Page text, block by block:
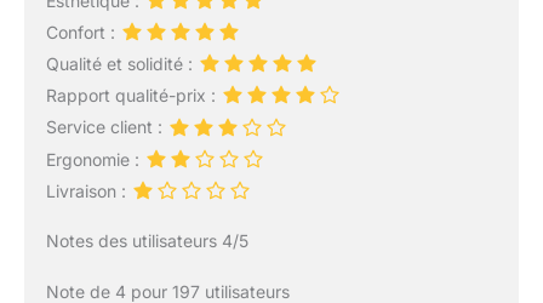
Confort :
Qualité et solidité :
Rapport qualité-prix :
Service client :
Ergonomie :
Livraison :
Notes des utilisateurs 4/5
Note de 4 pour 197 utilisateurs